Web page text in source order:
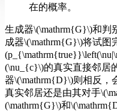
在的概率。
生成器\(\mathrm{G}\)和判
成器\(\mathrm{G}\)将试图
(\nu_{c}\)的真实直接邻居
器\(\mathrm{D}\)则相反，
真实邻居还是由其对手
(\mathrm{G}\)和